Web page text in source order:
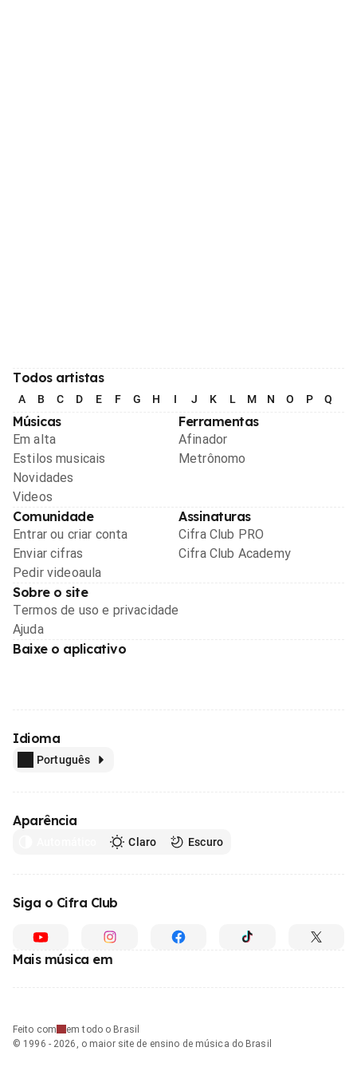
Todos artistas
A B C D E F G H I J K L M N O P Q
Músicas
Em alta
Estilos musicais
Novidades
Videos
Ferramentas
Afinador
Metrônomo
Comunidade
Entrar ou criar conta
Enviar cifras
Pedir videoaula
Assinaturas
Cifra Club PRO
Cifra Club Academy
Sobre o site
Termos de uso e privacidade
Ajuda
Baixe o aplicativo
Idioma
Português
Aparência
Claro Escuro
Siga o Cifra Club
Mais música em
Feito com
em todo o Brasil
© 1996 - 2026, o maior site de ensino de música do Brasil